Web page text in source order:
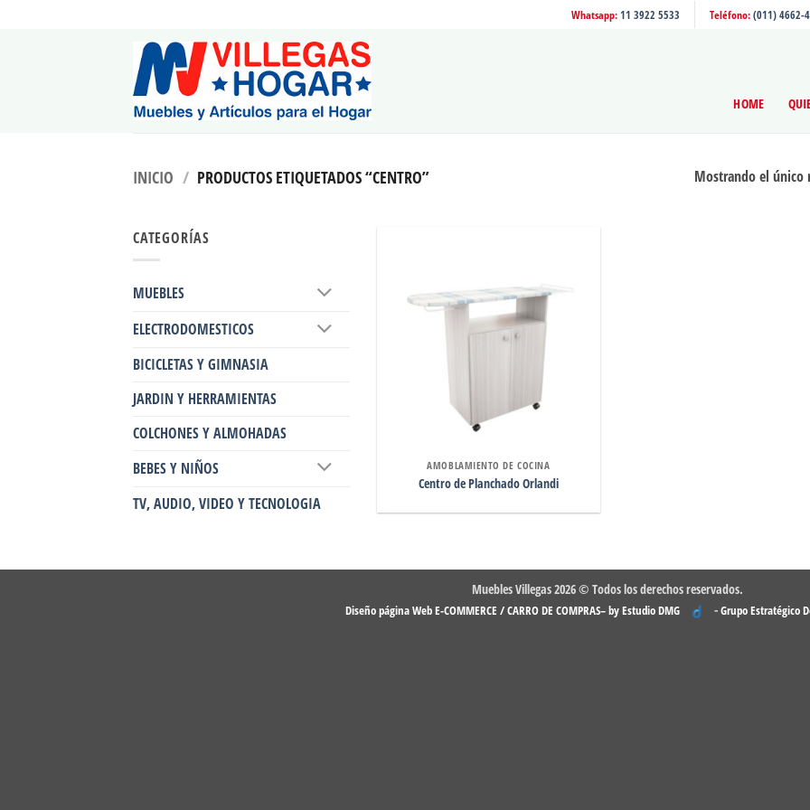
Whatsapp:11 3922 5533 Teléfono:(011) 4662-
HOME
INICIO / PRODUCTOS ETIQUETADOS “CENTRO” Mostrando el único
CATEGORÍAS
MUEBLES
ELECTRODOMESTICOS
BICICLETAS Y GIMNASIA
JARDIN Y HERRAMIENTAS
COLCHONES Y ALMOHADAS
BEBES Y NIÑOS
TV, AUDIO, VIDEO Y TECNOLOGIA
AMOBLAMIENTO DE COCINA
Centro de Planchado Orlandi
Muebles Villegas 2026 © Todos los derechos reservados.
Diseño página Web E-COMMERCE / CARRO DE COMPRAS– by Estudio DMG -Grupo Estratégico